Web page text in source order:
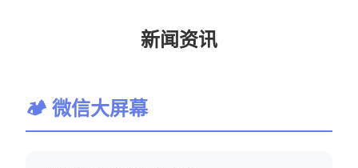
新闻资讯
🏕 微信大屏幕